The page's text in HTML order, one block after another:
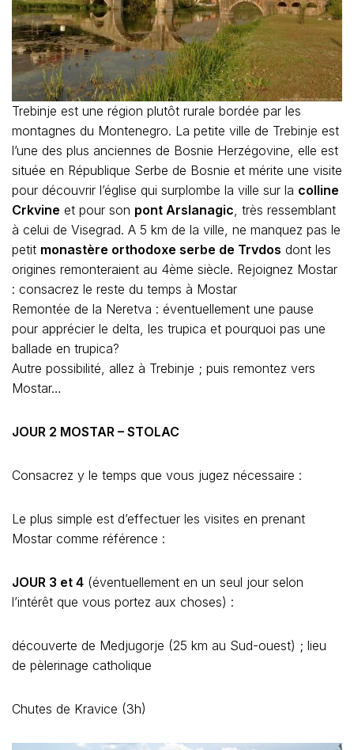
Trebinje est une région plutôt rurale bordée par les
montagnes du Montenegro. La petite ville de Trebinje est
l’une des plus anciennes de Bosnie Herzégovine, elle est
située en République Serbe de Bosnie et mérite une visite
pour découvrir l’église qui surplombe la ville sur la colline
Crkvine et pour son pont Arslanagic , très ressemblant
à celui de Visegrad. A 5 km de la ville, ne manquez pas le
petit monastère orthodoxe serbe de Trvdos dont les
origines remonteraient au 4ème siècle. Rejoignez Mostar
: consacrez le reste du temps à Mostar
Remontée de la Neretva : éventuellement une pause
pour apprécier le delta, les trupica et pourquoi pas une
ballade en trupica?
Autre possibilité, allez à Trebinje ; puis remontez vers
Mostar…
JOUR 2 MOSTAR – STOLAC
Consacrez y le temps que vous jugez nécessaire :
Le plus simple est d’effectuer les visites en prenant
Mostar comme référence :
JOUR 3 et 4 (éventuellement en un seul jour selon
l’intérêt que vous portez aux choses) :
découverte de Medjugorje (25 km au Sud-ouest) ; lieu
de pèlerinage catholique
Chutes de Kravice (3h)